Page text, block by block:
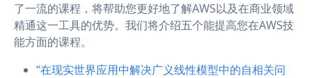
了一流的课程，将帮助您更好地了解AWS以及在商业领域
精通这一工具的优势。我们将介绍五个能提高您在AWS技
能方面的课程。
“在现实世界应用中解决广义线性模型中的自相关问